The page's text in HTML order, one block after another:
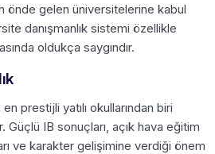
önde gelen üniversitelerine kabul
danışmanlık sistemi özellikle
oldukça saygındır.
prestijli yatılı okullarından biri
IB sonuçları, açık hava eğitim
ve karakter gelişimine verdiği önem